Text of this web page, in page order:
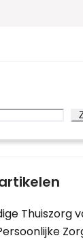
Thuiszorg